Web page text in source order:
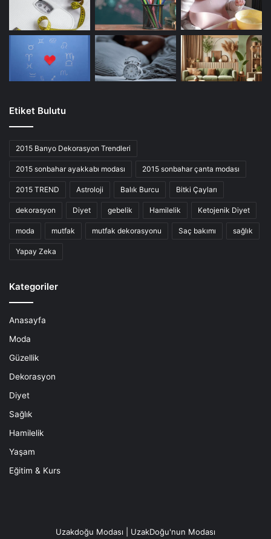
Etiket Bulutu
2015 Banyo Dekorasyon Trendleri
2015 sonbahar ayakkabı modası 2015 sonbahar çanta modası
2015 TREND Astroloji Balık Burcu Bitki Çayları
dekorasyon Diyet gebelik Hamilelik Ketojenik Diyet
moda mutfak mutfak dekorasyonu Saç bakımı sağlık
Yapay Zeka
Kategoriler
Anasayfa
Moda
Güzellik
Dekorasyon
Diyet
Sağlık
Hamilelik
Yaşam
Eğitim & Kurs
Uzakdoğu Modası | UzakDoğu'nun Modası